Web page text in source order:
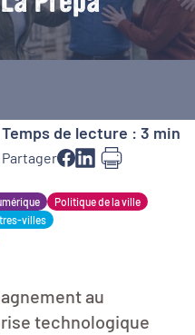
Temps de lecture : 3 min
Partager
Politique de la ville
villes
au
technologique